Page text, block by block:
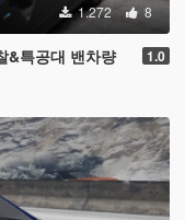
1.272 8
&특공대 밴차량 1.0